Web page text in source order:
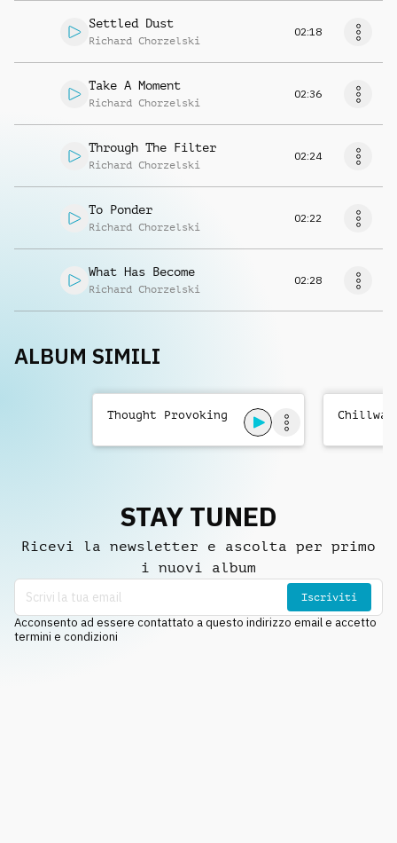
Settled Dust
Richard Chorzelski
02:18
Take A Moment
Richard Chorzelski
02:36
Through The Filter
Richard Chorzelski
02:24
To Ponder
Richard Chorzelski
02:22
What Has Become
Richard Chorzelski
02:28
ALBUM SIMILI
Thought Provoking
STAY TUNED
Ricevi la newsletter e ascolta per primo
i nuovi album
Iscriviti
Acconsento ad essere contattato a questo indirizzo email e accetto
termini e condizioni